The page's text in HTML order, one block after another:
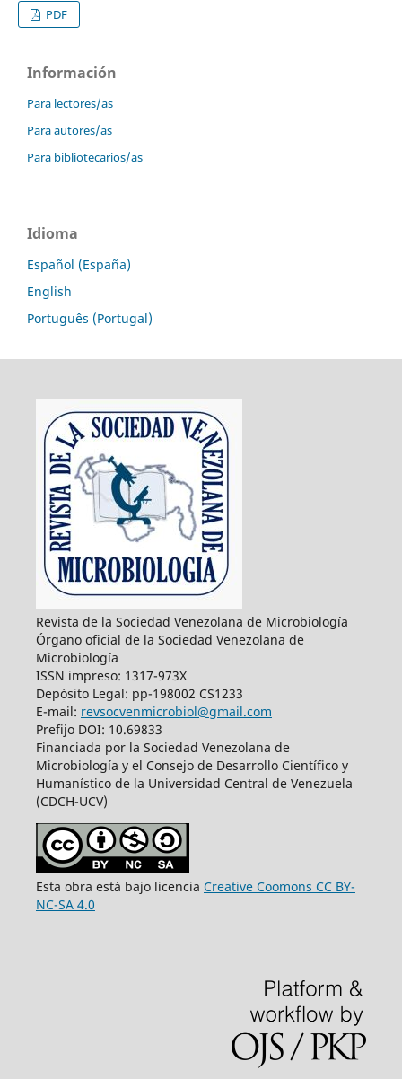
PDF
Información
Para lectores/as
Para autores/as
Para bibliotecarios/as
Idioma
Español (España)
English
Português (Portugal)
Revista de la Sociedad Venezolana de Microbiología
Órgano oficial de la Sociedad Venezolana de
Microbiología
ISSN impreso: 1317-973X
Depósito Legal: pp-198002 CS1233
E-mail: revsocvenmicrobiol@gmail.com
Prefijo DOI: 10.69833
Financiada por la Sociedad Venezolana de
Microbiología y el Consejo de Desarrollo Científico y
Humanístico de la Universidad Central de Venezuela
(CDCH-UCV)
Esta obra está bajo licencia Creative Coomons CC BY-
NC-SA 4.0